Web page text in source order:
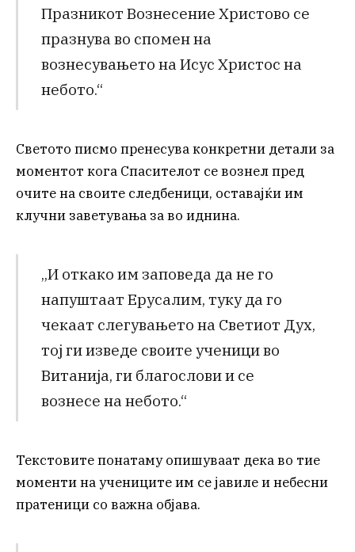
Празникот Вознесение Христово се
празнува во спомен на
вознесувањето на Исус Христос на
небото.“
Светото писмо пренесува конкретни детали за
моментот кога Спасителот се вознел пред
очите на своите следбеници, оставајќи им
клучни заветувања за во иднина.
„И откако им заповеда да не го
напуштаат Ерусалим, туку да го
чекаат слегувањето на Светиот Дух,
тој ги изведе своите ученици во
Витанија, ги благослови и се
вознесе на небото.“
Текстовите понатаму опишуваат дека во тие
моменти на учениците им се јавиле и небесни
пратеници со важна објава.